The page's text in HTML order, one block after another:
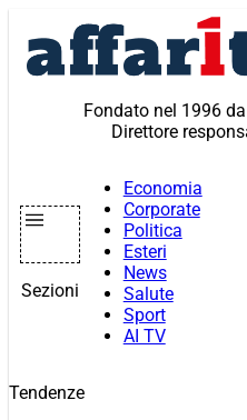
contenuto
Fondato nel 1996
Direttore
Sezioni
Economia
Corporate
Politica
Esteri
News
Salute
Sport
AI TV
Tendenze